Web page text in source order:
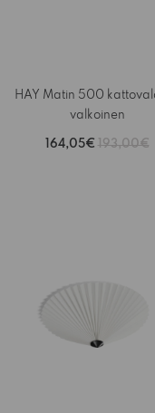
HAY Matin 500
valkoinen
164,05€ 193,00€